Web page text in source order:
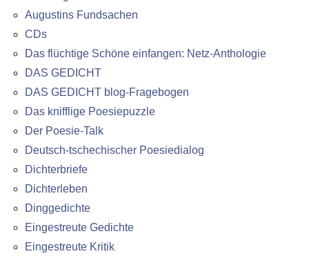
Augustins Fundsachen
CDs
Das flüchtige Schöne einfangen: Netz-Anthologie
DAS GEDICHT
DAS GEDICHT blog-Fragebogen
Das knifflige Poesiepuzzle
Der Poesie-Talk
Deutsch-tschechischer Poesiedialog
Dichterbriefe
Dichterleben
Dinggedichte
Eingestreute Gedichte
Eingestreute Kritik